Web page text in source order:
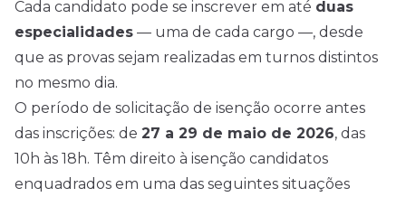
Cada candidato pode se inscrever em até duas
especialidades — uma de cada cargo —, desde
que as provas sejam realizadas em turnos distintos
no mesmo dia.
O período de solicitação de isenção ocorre antes
das inscrições: de 27 a 29 de maio de 2026, das
10h às 18h. Têm direito à isenção candidatos
enquadrados em uma das seguintes situações